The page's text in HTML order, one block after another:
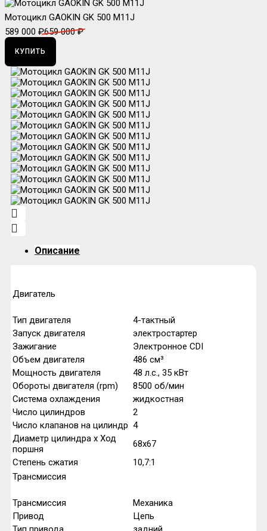
Мотоцикл GAOKIN GK 500 М11J
589 000 ₽659 000 ₽
КУПИТЬ
Описание
Двигатель
Тип двигателя
4-тактный
Запуск двигателя
электростартер
Зажигание
Электронное CDI
Объем двигателя
486 см³
Мощность двигателя
48 л.с., 35 кВт
Обороты двигателя (rpm)
8500 об/мин
Система охлаждения
жидкостная
Число цилиндров
2
Число клапанов на цилиндр 4
Диаметр цилиндра x Ход
поршня
68х67
Степень сжатия
10,7:1
Трансмиссия
Трансмиссия
Механика
Привод
Цепь